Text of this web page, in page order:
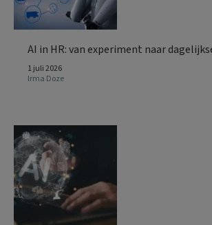
AI in HR: van experiment naar
1 juli 2026
Irma Doze